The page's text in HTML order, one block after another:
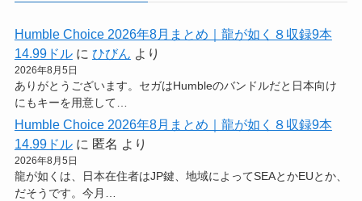
Humble Choice 2026年8月まとめ｜龍が如く８収録9本
14.99ドルに ひびん より
2026年8月5日
ありがとうございます。セガはHumbleのバンドルだと日本向け
にもキーを用意して…
Humble Choice 2026年8月まとめ｜龍が如く８収録9本
14.99ドルに 匿名 より
2026年8月5日
龍が如くは、日本在住者はJP鍵、地域によってSEAとかEUとか、
だそうです。今月…